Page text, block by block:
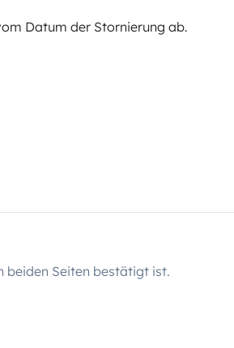
Datum der Stornierung ab.
beiden Seiten bestätigt ist.